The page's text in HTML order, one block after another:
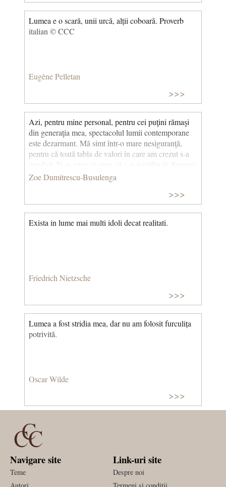
Lumea e o scară, unii urcă, alții coboară. Proverb
italian © CCC
Eugène Pelletan
>>>
Azi, pentru mine personal, pentru cei puţini rămaşi
din generaţia mea, spectacolul lumii contemporane
este dezarmant. Mă simt într-o mare nesiguranţă,
pentru că toată tabla de valori în care am crezut s-a
zguduit. N-aş vrea să spun că s-a şi prăbuşit. Suntem
însă neliniştiţi, puţin nedumeriţi, suntem şi trişti; ceea
ce se petrece pe planetă nu-ţi dă senzaţia unei liniştiri
iminente. Ce se întâmplă acum seamănă cu perioada
prăbuşirii Imperiului Roman, dar acele zguduiri erau
provocate de venirea lui Iisus: era înlocuită o
pseudospiritualitate cu spiritualitatea adevărată. Dar
Zoe Dumitrescu-Busulenga
>>>
Exista in lume mai multi idoli decat realitati.
Friedrich Nietzsche
>>>
Lumea a fost stridia mea, dar nu am folosit furculița
potrivită.
Oscar Wilde
>>>
Navigare site
Teme
Link-uri site
Despre noi